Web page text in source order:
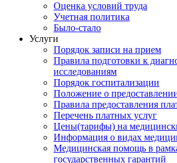
Оценка условий труда
Учетная политика
Было-стало
Услуги
Порядок записи на прием
Правила подготовки к
исследованиям
Порядок госпитализации
Положение о
Правила предоставления
Перечень платных услуг
Цены(тарифы) на
Информация о видах
Медицинская помощь в
государственных гарантий